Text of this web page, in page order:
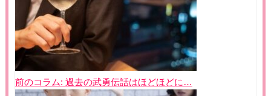
ナ
ビ
ゲ
ー
シ
ョ
ン
前のコラム: 過去の武勇伝話はほどほどに…